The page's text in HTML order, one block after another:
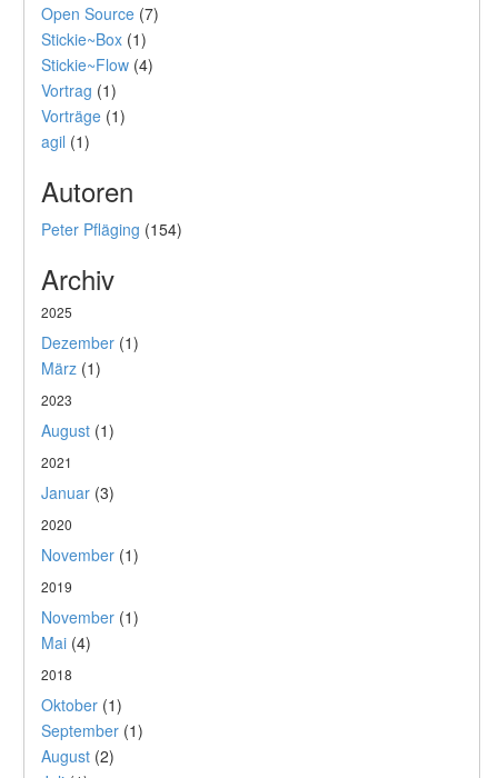
Open Source (7)
Stickie~Box (1)
Stickie~Flow (4)
Vortrag (1)
Vorträge (1)
agil (1)
Autoren
Peter Pfläging (154)
Archiv
2025
Dezember (1)
März (1)
2023
August (1)
2021
Januar (3)
2020
November (1)
2019
November (1)
Mai (4)
2018
Oktober (1)
September (1)
August (2)